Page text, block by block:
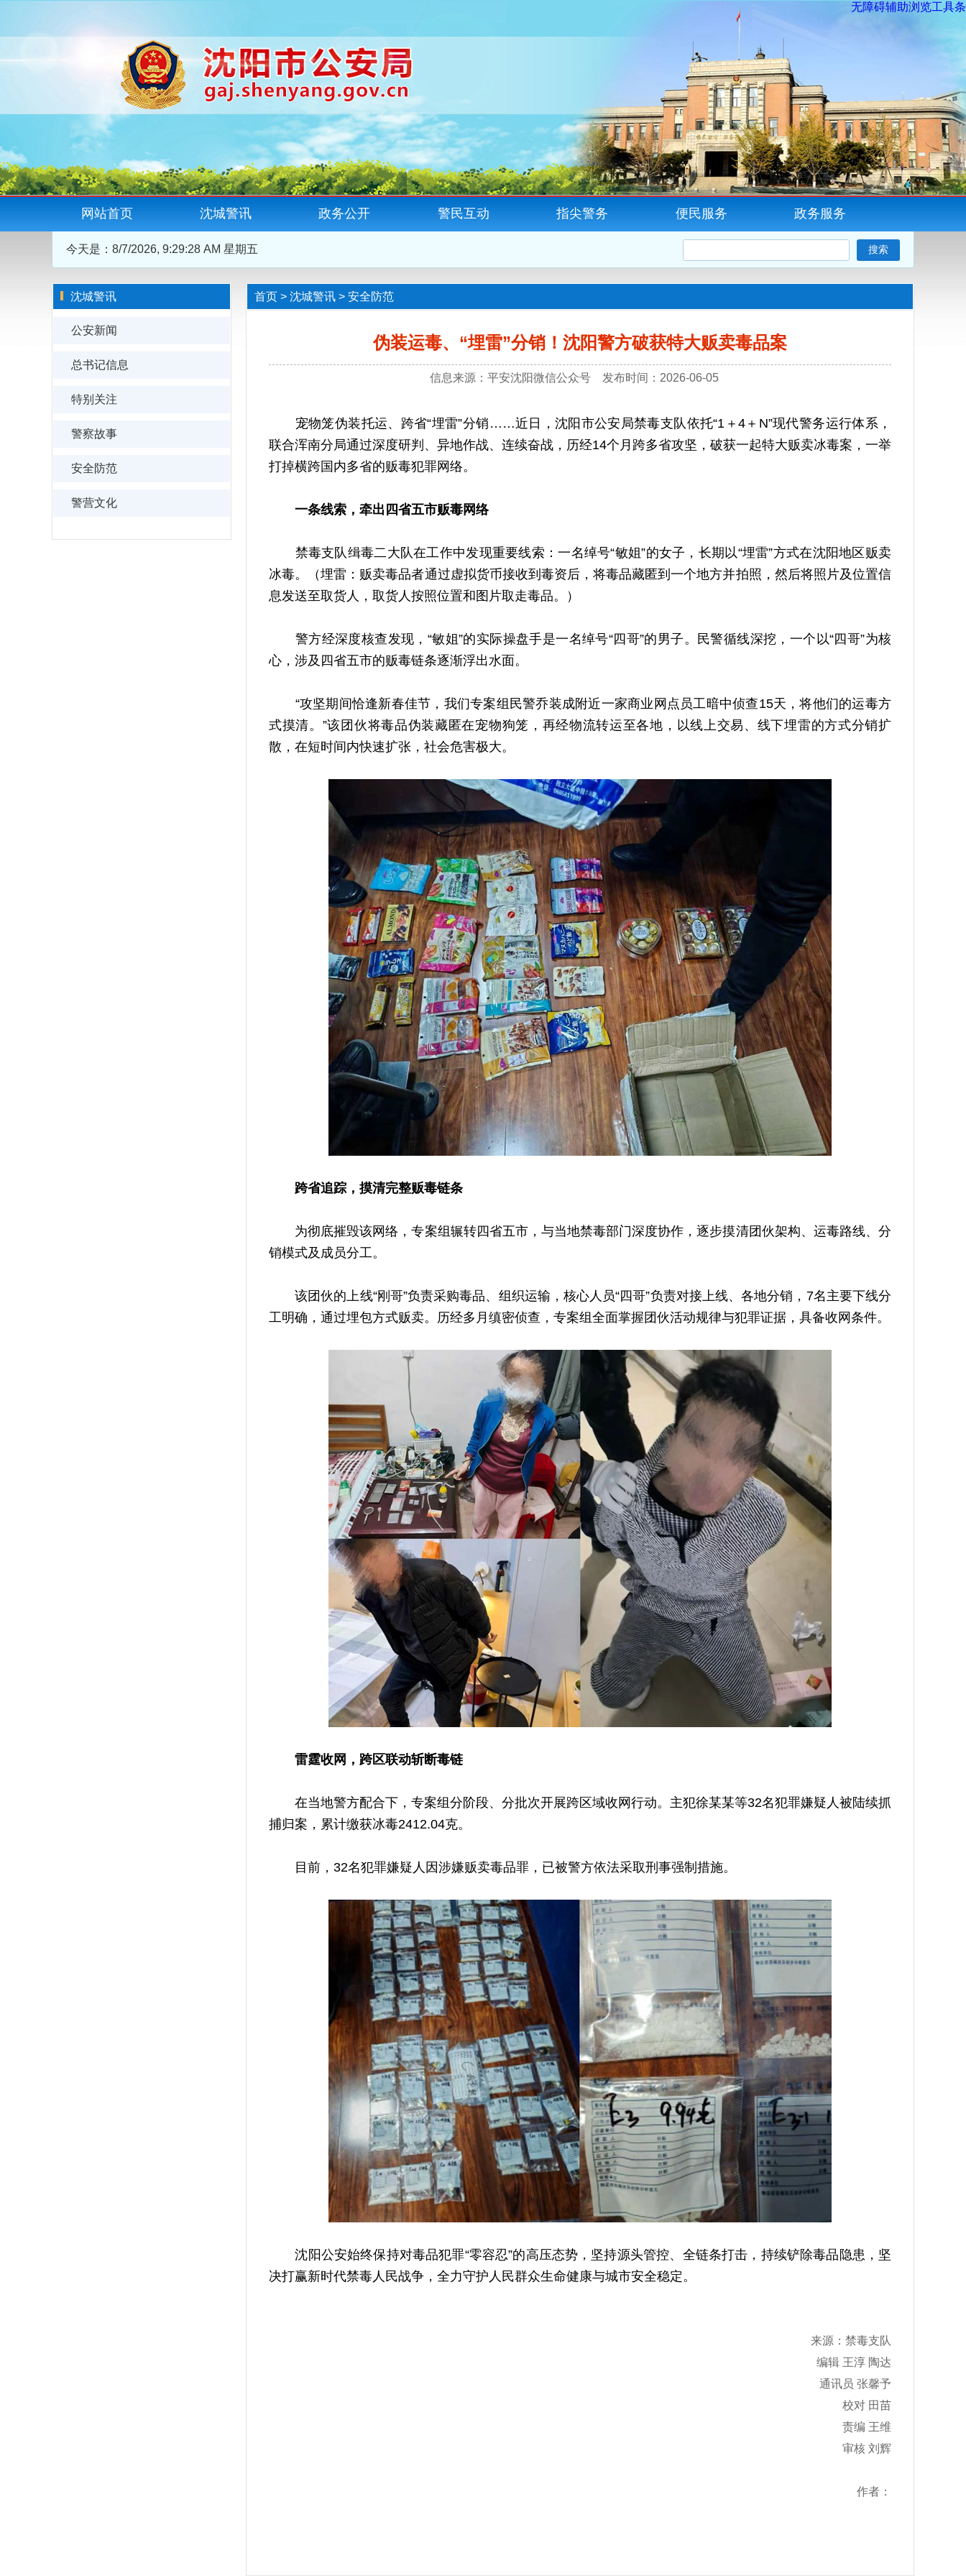
无障碍辅助浏览工具条
网站首页 沈城警讯 政务公开 警民互动 指尖警务 便民服务 政务服务
今天是： 8/7/2026, 9:29:29 AM 星期五
沈城警讯
公安新闻
总书记信息
特别关注
警察故事
安全防范
警营文化
首页 > 沈城警讯 > 安全防范
伪装运毒、“埋雷”分销！沈阳警方破获特大贩卖毒品案
信息来源：平安沈阳微信公众号 发布时间：2026-06-05
宠物笼伪装托运、跨省“埋雷”分销……近日，沈阳市公安局禁毒支队依托“1＋4＋N”现代警务运行体系，
联合浑南分局通过深度研判、异地作战、连续奋战，历经14个月跨多省攻坚，破获一起特大贩卖冰毒案，一举
打掉横跨国内多省的贩毒犯罪网络。
一条线索，牵出四省五市贩毒网络
禁毒支队缉毒二大队在工作中发现重要线索：一名绰号“敏姐”的女子，长期以“埋雷”方式在沈阳地区贩卖
冰毒。（埋雷：贩卖毒品者通过虚拟货币接收到毒资后，将毒品藏匿到一个地方并拍照，然后将照片及位置信
息发送至取货人，取货人按照位置和图片取走毒品。）
警方经深度核查发现，“敏姐”的实际操盘手是一名绰号“四哥”的男子。民警循线深挖，一个以“四哥”为核
心，涉及四省五市的贩毒链条逐渐浮出水面。
“攻坚期间恰逢新春佳节，我们专案组民警乔装成附近一家商业网点员工暗中侦查15天，将他们的运毒方
式摸清。”该团伙将毒品伪装藏匿在宠物狗笼，再经物流转运至各地，以线上交易、线下埋雷的方式分销扩
散，在短时间内快速扩张，社会危害极大。
跨省追踪，摸清完整贩毒链条
为彻底摧毁该网络，专案组辗转四省五市，与当地禁毒部门深度协作，逐步摸清团伙架构、运毒路线、分
销模式及成员分工。
该团伙的上线“刚哥”负责采购毒品、组织运输，核心人员“四哥”负责对接上线、各地分销，7名主要下线分
工明确，通过埋包方式贩卖。历经多月缜密侦查，专案组全面掌握团伙活动规律与犯罪证据，具备收网条件。
雷霆收网，跨区联动斩断毒链
在当地警方配合下，专案组分阶段、分批次开展跨区域收网行动。主犯徐某某等32名犯罪嫌疑人被陆续抓
捕归案，累计缴获冰毒2412.04克。
目前，32名犯罪嫌疑人因涉嫌贩卖毒品罪，已被警方依法采取刑事强制措施。
沈阳公安始终保持对毒品犯罪“零容忍”的高压态势，坚持源头管控、全链条打击，持续铲除毒品隐患，坚
决打赢新时代禁毒人民战争，全力守护人民群众生命健康与城市安全稳定。
来源：禁毒支队
编辑 王淳 陶达
通讯员 张馨予
校对 田苗
责编 王维
审核 刘辉
作者：